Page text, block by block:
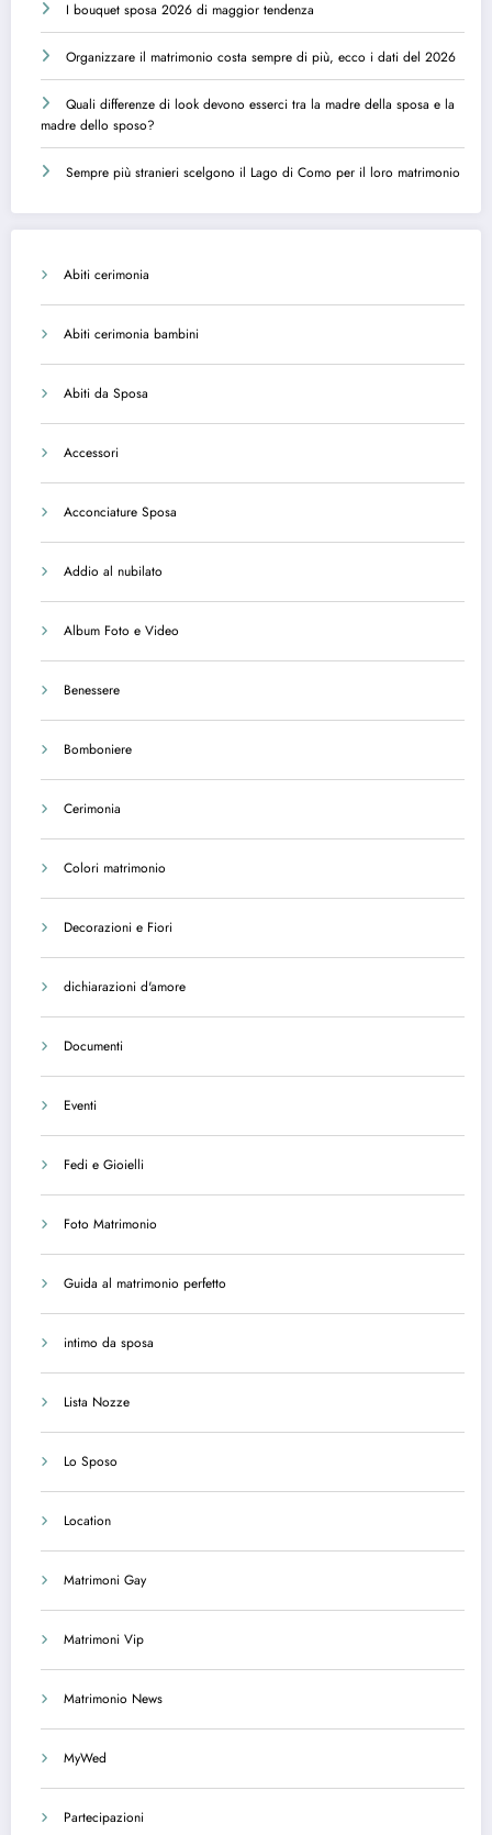
I bouquet sposa 2026 di maggior tendenza
Organizzare il matrimonio costa sempre di più, ecco i dati del 2026
Quali differenze di look devono esserci tra la madre della sposa e la
madre dello sposo?
Sempre più stranieri scelgono il Lago di Como per il loro matrimonio
Abiti cerimonia
Abiti cerimonia bambini
Abiti da Sposa
Accessori
Acconciature Sposa
Addio al nubilato
Album Foto e Video
Benessere
Bomboniere
Cerimonia
Colori matrimonio
Decorazioni e Fiori
dichiarazioni d'amore
Documenti
Eventi
Fedi e Gioielli
Foto Matrimonio
Guida al matrimonio perfetto
intimo da sposa
Lista Nozze
Lo Sposo
Location
Matrimoni Gay
Matrimoni Vip
Matrimonio News
MyWed
Partecipazioni